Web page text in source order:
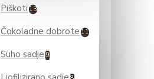
Piškoti 13
Čokoladne dobrote 11
Suho sadje 9